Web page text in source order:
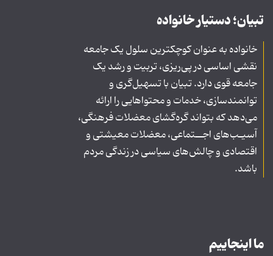
تبیان؛ دستیار خانواده
خانواده به عنوان کوچکترین سلول یک جامعه
نقشی اساسی در پی‌ریزی، تربیت و رشد یک
جامعه قوی دارد. تبیان با تسهیل‌گری و
توانمندسازی، خدمات و محتواهایی را ارائه
می‌دهد که بتواند گره‌گشای معضلات فرهنگی،
آسیـب‌های اجــتماعی، معضلات معیشتی و
اقتصادی و چالش‌های سیاسی در زندگی مردم
باشد.
ما اینجاییم